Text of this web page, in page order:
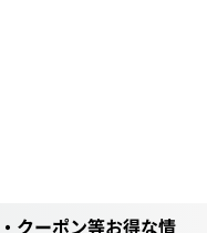
クーポン等お得な情